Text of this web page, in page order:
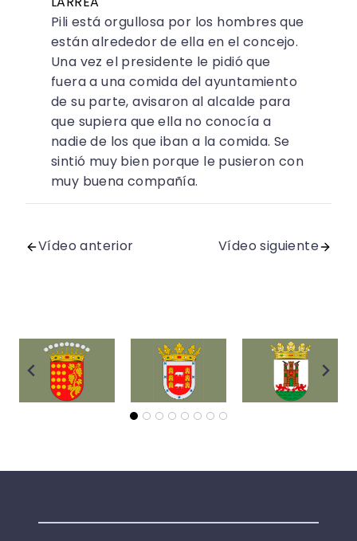
Pili está orgullosa por los hombres que
están alrededor de ella en el concejo.
Una vez el presidente le pidió que
fuera a una comida del ayuntamiento
de su parte, avisaron al alcalde para
que supiera que ella no conocía a
nadie de los que iban a la comida. Se
sintió muy bien porque le pusieron con
muy buena compañía.
Vídeo anterior Vídeo siguiente